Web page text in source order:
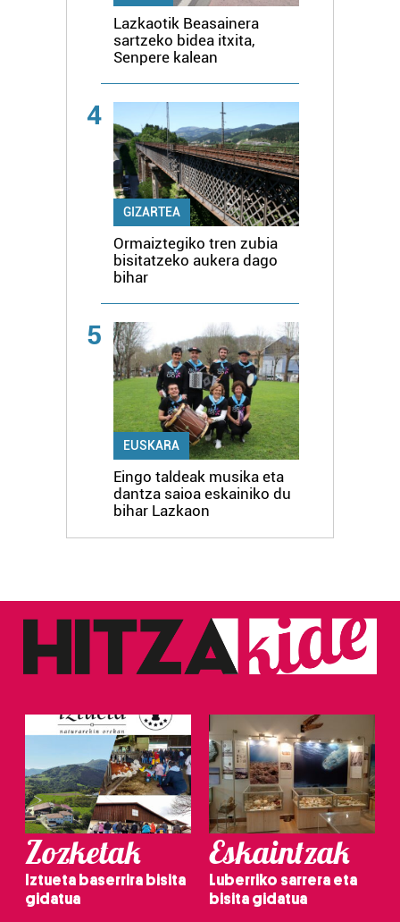
Lazkaotik Beasainera
sartzeko bidea itxita,
Senpere kalean
4
GIZARTEA
Ormaiztegiko tren zubia
bisitatzeko aukera dago
bihar
5
EUSKARA
Eingo taldeak musika eta
dantza saioa eskainiko du
bihar Lazkaon
Zozketak
Iztueta baserrira bisita
gidatua
Eskaintzak
Luberriko sarrera eta
bisita gidatua